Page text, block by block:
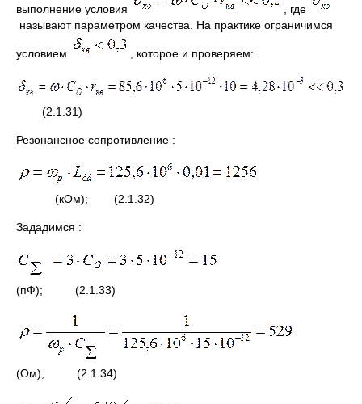
выполнение условия
, где
называют параметром качества. На практике ограничимся
условием , которое и проверяем:
(2.1.31)
Резонансное сопротивление :
(кОм); (2.1.32)
Зададимся :
(пФ); (2.1.33)
(Ом); (2.1.34)